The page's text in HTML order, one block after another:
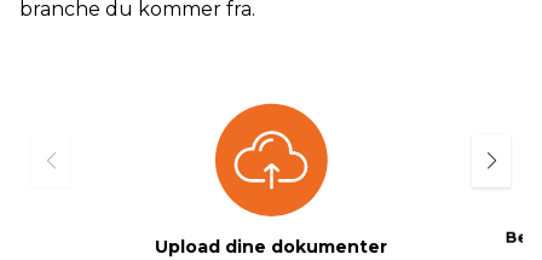
branche du kommer fra.
Upload dine dokumenter